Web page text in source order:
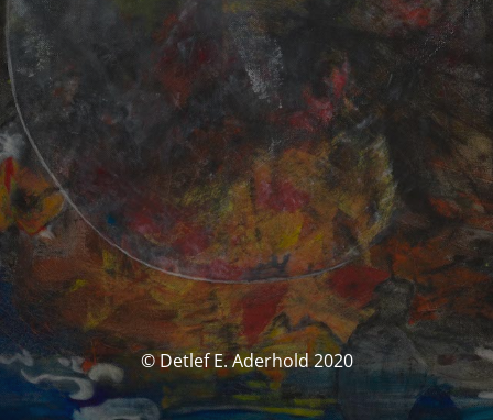
© Detlef E. Aderhold 2020